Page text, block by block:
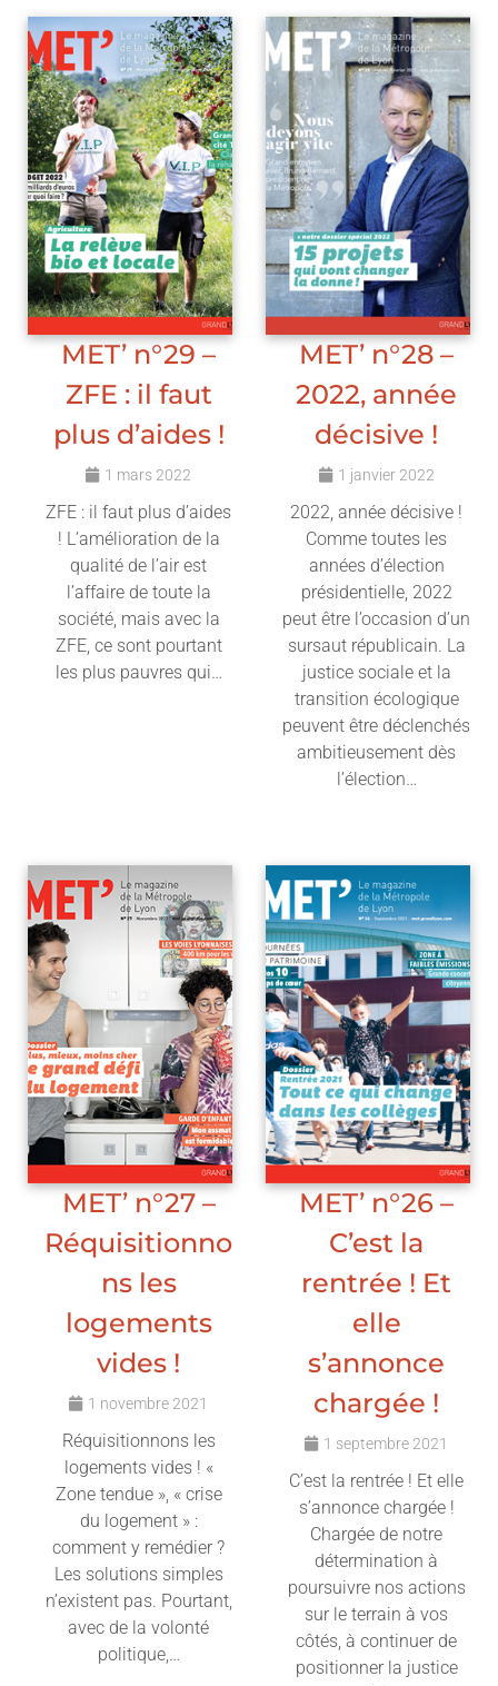
MET’ n°29 –
ZFE : il faut
plus d’aides !
1 mars 2022
ZFE : il faut plus d’aides
! L’amélioration de la
qualité de l’air est
l’affaire de toute la
société, mais avec la
ZFE, ce sont pourtant
les plus pauvres qui…
MET’ n°28 –
2022, année
décisive !
1 janvier 2022
2022, année décisive !
Comme toutes les
années d’élection
présidentielle, 2022
peut être l’occasion d’un
sursaut républicain. La
justice sociale et la
transition écologique
peuvent être déclenchés
ambitieusement dès
l’élection…
MET’ n°27 –
Réquisitionno
ns les
logements
vides !
1 novembre 2021
Réquisitionnons les
logements vides ! «
Zone tendue », « crise
du logement » :
comment y remédier ?
Les solutions simples
n’existent pas. Pourtant,
avec de la volonté
politique,…
MET’ n°26 –
C’est la
rentrée ! Et
elle
s’annonce
chargée !
1 septembre 2021
C’est la rentrée ! Et elle
s’annonce chargée !
Chargée de notre
détermination à
poursuivre nos actions
sur le terrain à vos
côtés, à continuer de
positionner la justice